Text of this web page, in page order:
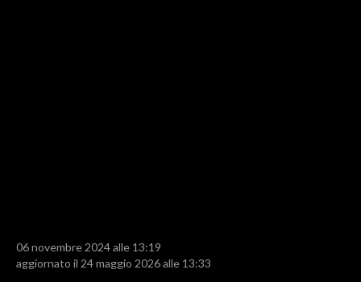
CALCIO REGIONALE
06 novembre 2024 alle 13:19
aggiornato il 24 maggio 2026 alle 13:33